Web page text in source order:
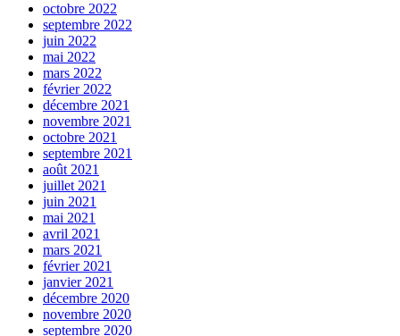
octobre 2022
septembre 2022
juin 2022
mai 2022
mars 2022
février 2022
décembre 2021
novembre 2021
octobre 2021
septembre 2021
août 2021
juillet 2021
juin 2021
mai 2021
avril 2021
mars 2021
février 2021
janvier 2021
décembre 2020
novembre 2020
septembre 2020